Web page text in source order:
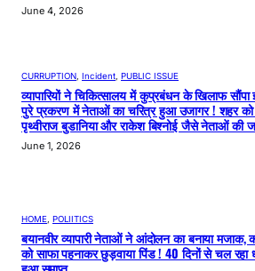
June 4, 2026
CURRUPTION Incident PUBLIC ISSUE
व्यापारियों ने चिकित्सालय में कुप्रबंधन के खिलाफ सौंपा
पुरे प्रकरण में नेताओं का चरित्र हुआ उजागर ! शहर
पृथ्वीराज बुडानिया और राकेश बिश्नोई जैसे नेताओं की
June 1, 2026
HOME POLIITICS
बयानवीर व्यापारी नेताओं ने आंदोलन का बनाया मजाक,
को साफा पहनाकर छुड़वाया पिंड ! 40 दिनों से चल रहा